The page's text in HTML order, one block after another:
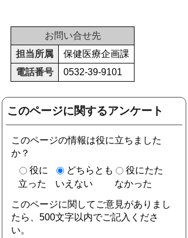
お問い合せ先
担当所属
保健医療企画課
電話番号
0532-39-9101
このページに関するアンケート
このページの情報は役に立ちました
か？
役に
立った
どちらとも
いえない
役にたた
なかった
このページに関してご意見がありまし
たら、500文字以内でご記入くださ
い。